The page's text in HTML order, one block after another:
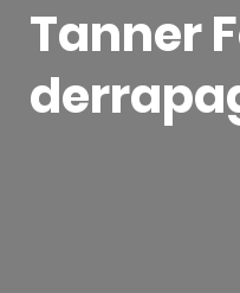
Tanner